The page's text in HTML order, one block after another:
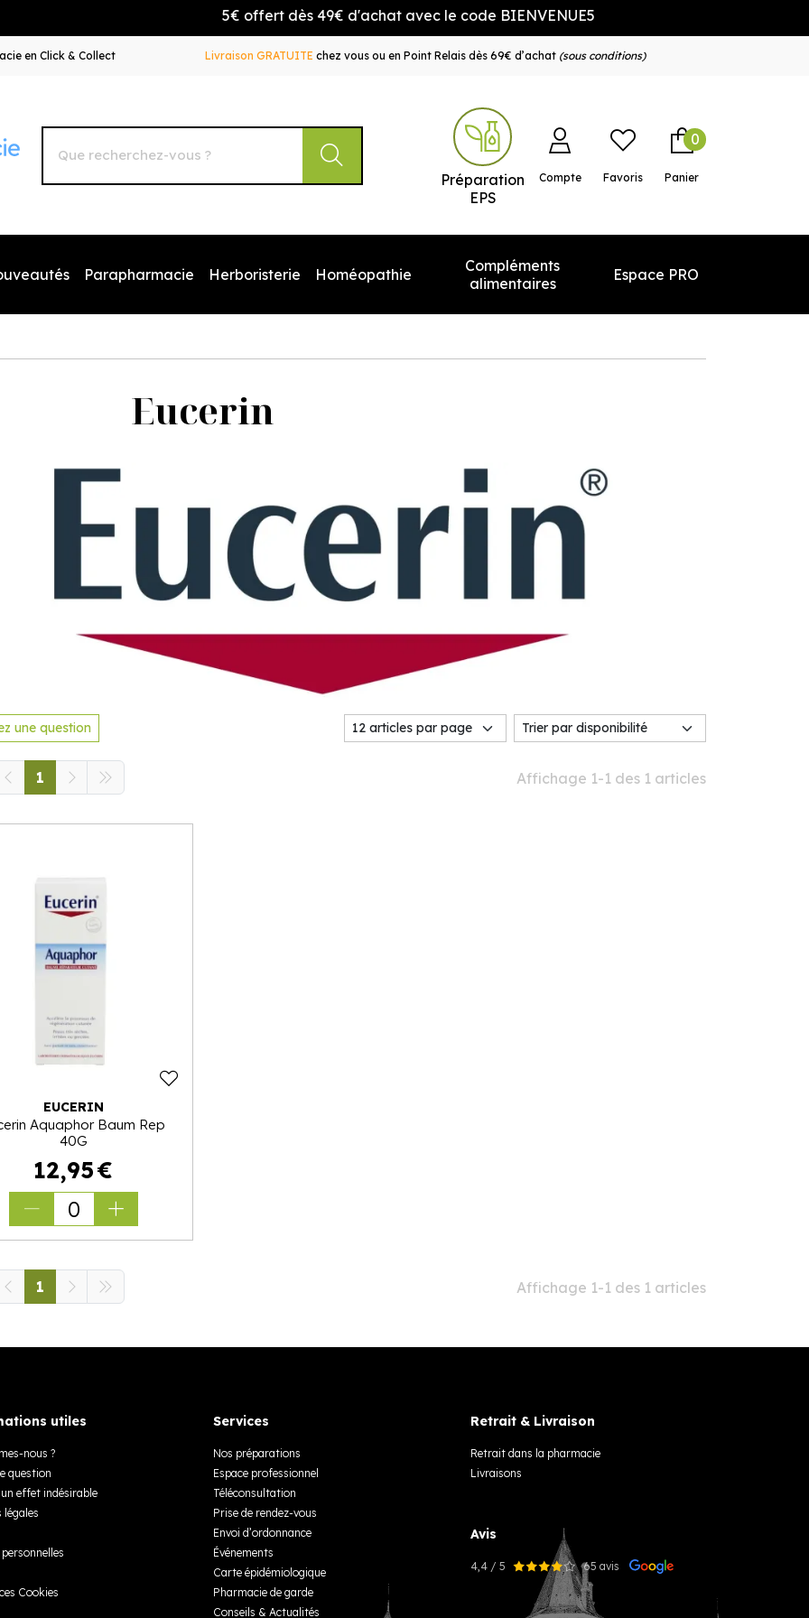
5€ offert dès 49€ d'achat avec le code BIENVENUE5
en Click & Collect Livraison GRATUITE chez vous ou en Point Relais dès 69€ d’achat (sous conditions)
Autour de la Pharmacie Votre pharmacie en ligne à votre service
Préparation
EPS
Compte Favoris Panier
0
Parapharmacie Herboristerie Homéopathie
Compléments
alimentaires
Espace PRO
Eucerin
une question
Affichage 1-1 des 1 articles
1
EUCERIN
Aquaphor Baum Rep
40G
12,95€
0
Affichage 1-1 des 1 articles
1
utiles
nous ?
question
effet indésirable
légales
Cookies
Services
Nos préparations
Espace professionnel
Téléconsultation
Prise de rendez-vous
Envoi d’ordonnance
Événements
Carte épidémiologique
Pharmacie de garde
Conseils & Actualités
Retrait & Livraison
Retrait dans la pharmacie
Livraisons
Avis
4,4 / 5 65 avis